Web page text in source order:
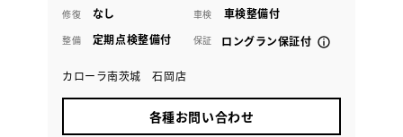
修復 なし 車検 車検整備付
整備 定期点検整備付 保証 ロングラン保証付
カローラ南茨城 石岡店
各種お問い合わせ